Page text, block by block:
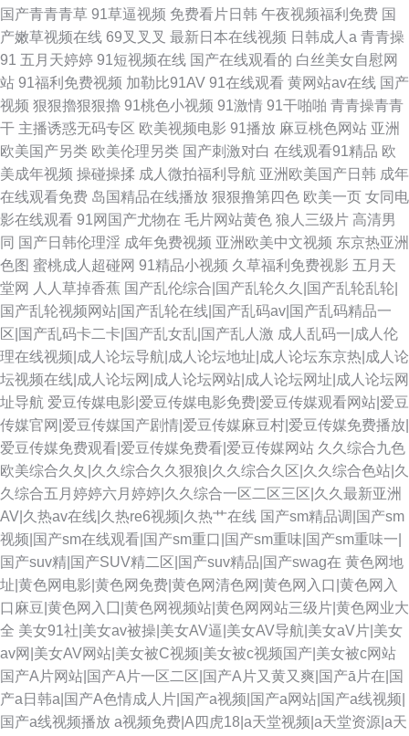
国产青青青草 91草逼视频 免费看片日韩 午夜视频福利免费 国
产嫩草视频在线 69叉叉叉 最新日本在线视频 日韩成人a 青青操
91 五月天婷婷 91短视频在线 国产在线观看的 白丝美女自慰网
站 91福利免费视频 加勒比91AV 91在线观看 黄网站av在线 国产
视频 狠狠擼狠狠擼 91桃色小视频 91激情 91干啪啪 青青操青青
干 主播诱惑无码专区 欧美视频电影 91播放 麻豆桃色网站 亚洲
欧美国产另类 欧美伦理另类 国产刺激对白 在线观看91精品 欧
美成年视频 操碰操揉 成人微拍福利导航 亚洲欧美国产日韩 成年
在线观看免费 岛国精品在线播放 狠狠撸第四色 欧美一页 女同电
影在线观看 91网国产尤物在 毛片网站黄色 狼人三级片 高清男
同 国产日韩伦理淫 成年免费视频 亚洲欧美中文视频 东京热亚洲
色图 蜜桃成人超碰网 91精品小视频 久草福利免费视影 五月天
堂网
人人草掉香蕉 国产乱伦综合|国产乱轮久久|国产乱轮乱轮|
国产乱轮视频网站|国产乱轮在线|国产乱码av|国产乱码精品一
区|国产乱码卡二卡|国产乱女乱|国产乱人激 成人乱码一|成人伦
理在线视频|成人论坛导航|成人论坛地址|成人论坛东京热|成人论
坛视频在线|成人论坛网|成人论坛网站|成人论坛网址|成人论坛网
址导航 爱豆传媒电影|爱豆传媒电影免费|爱豆传媒观看网站|爱豆
传媒官网|爱豆传媒国产剧情|爱豆传媒麻豆村|爱豆传媒免费播放|
爱豆传媒免费观看|爱豆传媒免费看|爱豆传媒网站 久久综合九色
欧美综合久夂|久久综合久久狠狼|久久综合久区|久久综合色站|久
久综合五月婷婷六月婷婷|久久综合一区二区三区|久久最新亚洲
AV|久热av在线|久热re6视频|久热艹在线 国产sm精品调|国产sm
视频|国产sm在线观看|国产sm重口|国产sm重味|国产sm重味一|
国产suv精|国产SUV精二区|国产suv精品|国产swag在 黄色网地
址|黄色网电影|黄色网免费|黄色网清色网|黄色网入口|黄色网入
口麻豆|黄色网入囗|黄色网视频站|黄色网网站三级片|黄色网业大
全 美女91社|美女av被操|美女AV逼|美女AV导航|美女aV片|美女
av网|美女AV网站|美女被C视频|美女被c视频国产|美女被c网站
国产A片网站|国产A片一区二区|国产A片又黄又爽|国产ā片在|国
产a日韩a|国产A色情成人片|国产a视频|国产a网站|国产a线视频|
国产a线视频播放 a视频免费|A四虎18|a天堂视频|a天堂资源|a天